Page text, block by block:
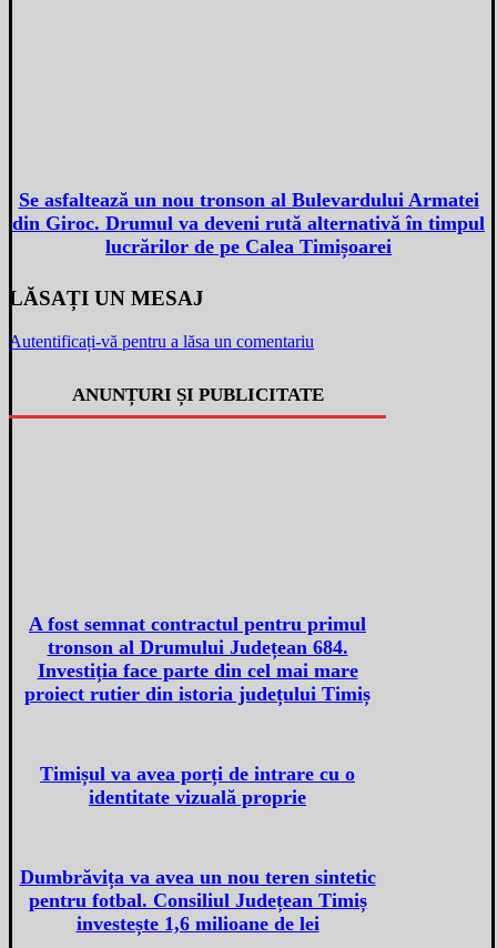
Se asfaltează un nou tronson al Bulevardului Armatei
din Giroc. Drumul va deveni rută alternativă în timpul
lucrărilor de pe Calea Timișoarei
LĂSAȚI UN MESAJ
Autentificați-vă pentru a lăsa un comentariu
ANUNȚURI ȘI PUBLICITATE
A fost semnat contractul pentru primul
tronson al Drumului Județean 684.
Investiția face parte din cel mai mare
proiect rutier din istoria județului Timiș
Timișul va avea porți de intrare cu o
identitate vizuală proprie
Dumbrăvița va avea un nou teren sintetic
pentru fotbal. Consiliul Județean Timiș
investește 1,6 milioane de lei